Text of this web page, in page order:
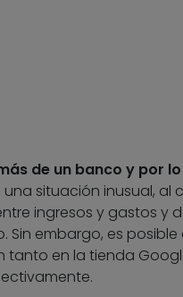
de un banco y por
una situación inusual, al
ingresos y gastos y
embargo, es
en la tienda